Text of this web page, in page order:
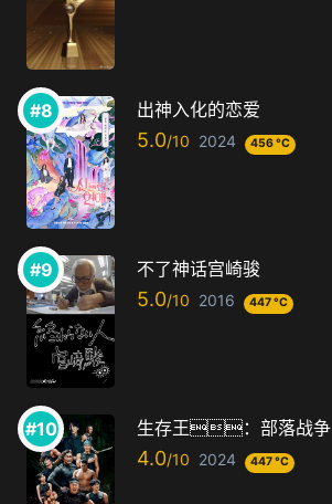
出神入化的恋爱
5.0 2024 456 °C
不了神话宫崎骏
5.0 2016 447 °C
生存王：部落战争
4.0 2024 447 °C